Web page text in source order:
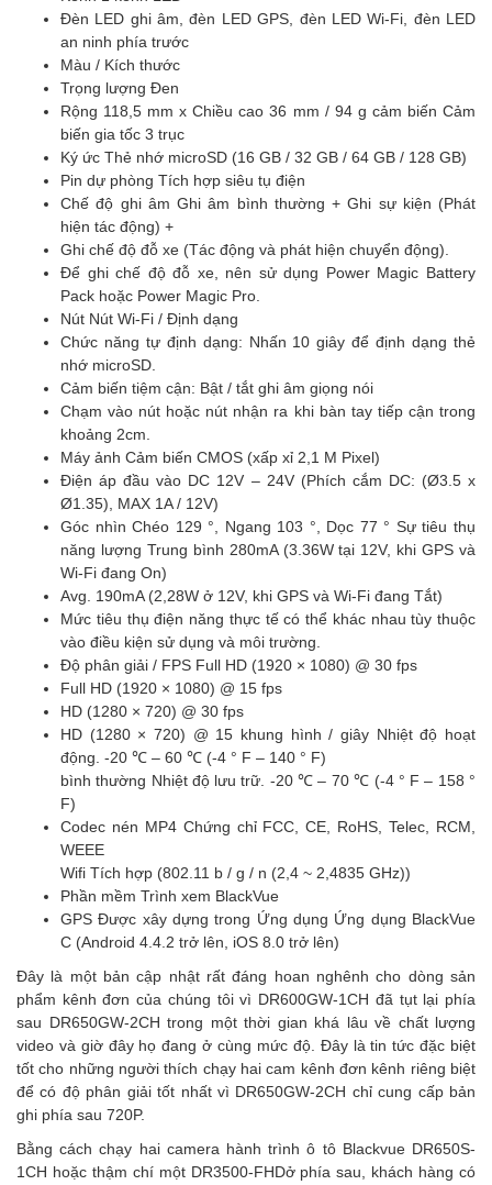
Đèn LED ghi âm, đèn LED GPS, đèn LED Wi-Fi, đèn LED
an ninh phía trước
Màu / Kích thước
Trọng lượng Đen
Rộng 118,5 mm x Chiều cao 36 mm / 94 g cảm biến Cảm
biến gia tốc 3 trục
Ký ức Thẻ nhớ microSD (16 GB / 32 GB / 64 GB / 128 GB)
Pin dự phòng Tích hợp siêu tụ điện
Chế độ ghi âm Ghi âm bình thường + Ghi sự kiện (Phát
hiện tác động) +
Ghi chế độ đỗ xe (Tác động và phát hiện chuyển động).
Để ghi chế độ đỗ xe, nên sử dụng Power Magic Battery
Pack hoặc Power Magic Pro.
Nút Nút Wi-Fi / Định dạng
Chức năng tự định dạng: Nhấn 10 giây để định dạng thẻ
nhớ microSD.
Cảm biến tiệm cận: Bật / tắt ghi âm giọng nói
Chạm vào nút hoặc nút nhận ra khi bàn tay tiếp cận trong
khoảng 2cm.
Máy ảnh Cảm biến CMOS (xấp xỉ 2,1 M Pixel)
Điện áp đầu vào DC 12V – 24V (Phích cắm DC: (Ø3.5 x
Ø1.35), MAX 1A / 12V)
Góc nhìn Chéo 129 °, Ngang 103 °, Dọc 77 ° Sự tiêu thụ
năng lượng Trung bình 280mA (3.36W tại 12V, khi GPS và
Wi-Fi đang On)
Avg. 190mA (2,28W ở 12V, khi GPS và Wi-Fi đang Tắt)
Mức tiêu thụ điện năng thực tế có thể khác nhau tùy thuộc
vào điều kiện sử dụng và môi trường.
Độ phân giải / FPS Full HD (1920 × 1080) @ 30 fps
Full HD (1920 × 1080) @ 15 fps
HD (1280 × 720) @ 30 fps
HD (1280 × 720) @ 15 khung hình / giây Nhiệt độ hoạt
động. -20 ℃ – 60 ℃ (-4 ° F – 140 ° F)
bình thường Nhiệt độ lưu trữ. -20 ℃ – 70 ℃ (-4 ° F – 158 °
F)
Codec nén MP4 Chứng chỉ FCC, CE, RoHS, Telec, RCM,
WEEE
Wifi Tích hợp (802.11 b / g / n (2,4 ~ 2,4835 GHz))
Phần mềm Trình xem BlackVue
GPS Được xây dựng trong Ứng dụng Ứng dụng BlackVue
C (Android 4.4.2 trở lên, iOS 8.0 trở lên)
Đây là một bản cập nhật rất đáng hoan nghênh cho dòng sản
phẩm kênh đơn của chúng tôi vì DR600GW-1CH đã tụt lại phía
sau DR650GW-2CH trong một thời gian khá lâu về chất lượng
video và giờ đây họ đang ở cùng mức độ. Đây là tin tức đặc biệt
tốt cho những người thích chạy hai cam kênh đơn kênh riêng biệt
để có độ phân giải tốt nhất vì DR650GW-2CH chỉ cung cấp bản
ghi phía sau 720P.
Bằng cách chạy hai camera hành trình ô tô Blackvue DR650S-
1CH hoặc thậm chí một DR3500-FHDở phía sau, khách hàng có